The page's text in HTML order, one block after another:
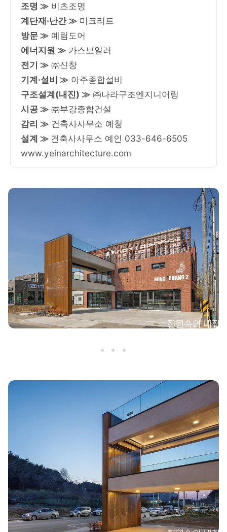
조명 ≫ 비츠조명
계단재·난간 ≫ 미크리트
방문 ≫ 예림도어
에너지원 ≫ 가스보일러
전기 ≫ ㈜신창
기계·설비 ≫ 아주종합설비
구조설계(내진) ≫ ㈜나라구조엔지니어링
시공 ≫ ㈜부강종합건설
감리 ≫ 건축사사무소 예청
설계 ≫ 건축사사무소 예인 033-646-6505
www.yeinarchitecture.com